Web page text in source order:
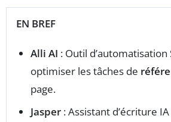
EN BREF
Alli AI : Outil d’automatisation
optimiser les tâches de
page.
Jasper : Assistant d’écriture